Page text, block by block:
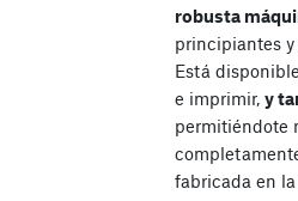
robusta
principiantes
Está
e imprimir, y
permitiéndote
fabricada en la